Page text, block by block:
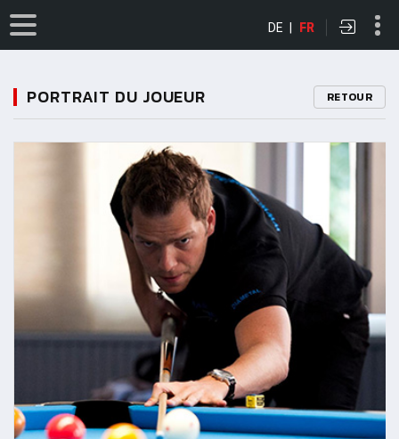
DE | FR
PORTRAIT DU JOUEUR RETOUR